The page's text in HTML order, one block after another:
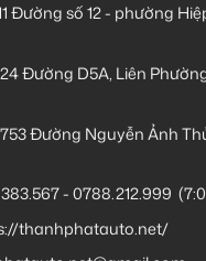
Đường số 12 - phường
24 Đường D5A, Liên
753 Đường Nguyễn Ảnh
-0788.212.999
thanhphatauto.net/